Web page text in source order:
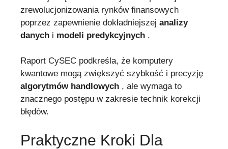
zrewolucjonizowania rynków finansowych
poprzez zapewnienie dokładniejszej analizy
danych i modeli predykcyjnych .
Raport CySEC podkreśla, że komputery
kwantowe mogą zwiększyć szybkość i precyzję
algorytmów handlowych , ale wymaga to
znacznego postępu w zakresie technik korekcji
błędów.
Praktyczne Kroki Dla